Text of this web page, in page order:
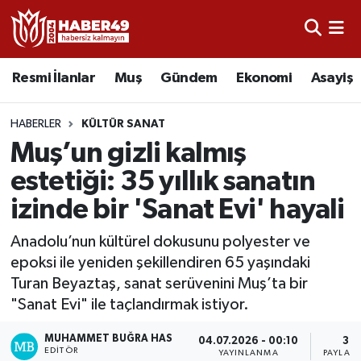
Resmi İlanlar Muş Gündem Ekonomi Asayiş
HABERLER KÜLTÜR SANAT
Muş’un gizli kalmış
estetiği: 35 yıllık sanatın
izinde bir 'Sanat Evi' hayali
Anadolu’nun kültürel dokusunu polyester ve
epoksi ile yeniden şekillendiren 65 yaşındaki
Turan Beyaztaş, sanat serüvenini Muş’ta bir
"Sanat Evi" ile taçlandırmak istiyor.
MUHAMMET BUĞRA HAS
EDITÖR
04.07.2026 - 00:10
YAYINLANMA
3
Resmi İlanlar
Asayiş
Bölge
Eğitim
Sağlık
Gündem
Spor
Uşak Nöbetçi Eczaneler
Uşak Hava Durumu
Uşak Namaz Vakitleri
Uşak Trafik Yoğunluk Haritası
TFF 2.Lig Kırmızı Grup Puan Durumu ve Fikstür
Tüm Manşetler
Son Dakika Haberleri
Haber Arşivi